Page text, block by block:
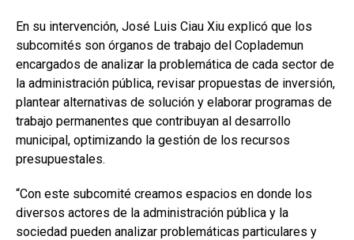
En su intervención, José Luis Ciau Xiu explicó que los
subcomités son órganos de trabajo del Coplademun
encargados de analizar la problemática de cada sector de
la administración pública, revisar propuestas de inversión,
plantear alternativas de solución y elaborar programas de
trabajo permanentes que contribuyan al desarrollo
municipal, optimizando la gestión de los recursos
presupuestales.
“Con este subcomité creamos espacios en donde los
diversos actores de la administración pública y la
sociedad pueden analizar problemáticas particulares y